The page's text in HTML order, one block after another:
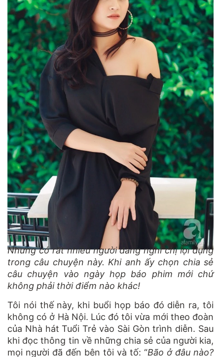
Nhưng có rất nhiều người đang nghĩ chị lợi dụng
trong câu chuyện này. Khi anh ấy chọn chia sẻ
câu chuyện vào ngày họp báo phim mới chứ
không phải thời điểm nào khác!
Tôi nói thế này, khi buổi họp báo đó diễn ra, tôi
không có ở Hà Nội. Lúc đó tôi vừa mới theo đoàn
của Nhà hát Tuổi Trẻ vào Sài Gòn trình diễn. Sau
khi đọc thông tin về những chia sẻ của người kia,
mọi người đã đến bên tôi và tố: “Bão ở đâu nào?